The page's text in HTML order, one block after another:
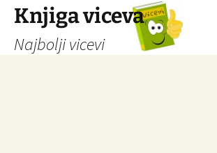
Knjiga viceva
Najbolji vicevi